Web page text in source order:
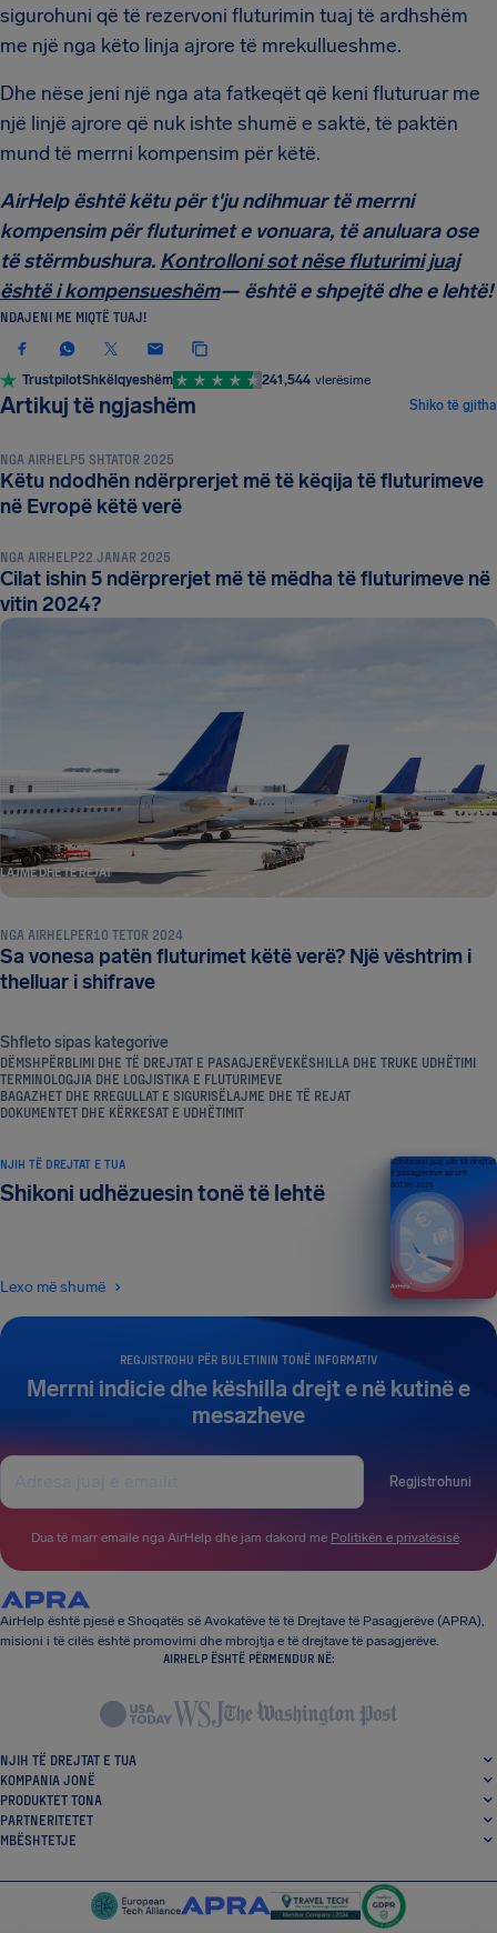
sigurohuni që të rezervoni fluturimin tuaj të ardhshëm
me një nga këto linja ajrore të mrekullueshme.
Dhe nëse jeni një nga ata fatkeqët që keni fluturuar me
një linjë ajrore që nuk ishte shumë e saktë, të paktën
mund të merrni kompensim për këtë.
AirHelp është këtu për t'ju ndihmuar të merrni
kompensim për fluturimet e vonuara, të anuluara ose
të stërmbushura. Kontrolloni sot nëse fluturimi juaj
është i kompensueshëm— është e shpejtë dhe e lehtë!
NDAJENI ME MIQTË TUAJ!
TrustpilotShkëlqyeshëm 241,544 vlerësime
Artikuj të ngjashëm Shiko të gjitha
LAJME DHE TË REJAT
NGA AIRHELP5 SHTATOR 2025
Këtu ndodhën ndërprerjet më të këqija të fluturimeve
në Evropë këtë verë
NGA AIRHELP22 JANAR 2025
Cilat ishin 5 ndërprerjet më të mëdha të fluturimeve në
vitin 2024?
LAJME DHE TË REJAT
NGA AIRHELPER10 TETOR 2024
Sa vonesa patën fluturimet këtë verë? Një vështrim i
thelluar i shifrave
Shfleto sipas kategorive
DËMSHPËRBLIMI DHE TË DREJTAT E PASAGJERËVEKËSHILLA DHE TRUKE UDHËTIMI
TERMINOLOGJIA DHE LOGJISTIKA E FLUTURIMEVE
BAGAZHET DHE RREGULLAT E SIGURISËLAJME DHE TË REJAT
DOKUMENTET DHE KËRKESAT E UDHËTIMIT
REGJISTROHU PËR BULETININ TONË INFORMATIV
Merrni indicie dhe këshilla drejt e në kutinë e
mesazheve
Regjistrohuni
Dua të marr emaile nga AirHelp dhe jam dakord me Politikën e privatësisë.
NJIH TË DREJTAT E TUA
Shikoni udhëzuesin tonë të lehtë
Lexo më shumë
Udhëzuesi juaj për të drejtat
e pasagjerëve ajrorë
BOTIMI 2026
AirHelp është pjesë e Shoqatës së Avokatëve të të Drejtave të Pasagjerëve (APRA),
misioni i të cilës është promovimi dhe mbrojtja e të drejtave të pasagjerëve.
AIRHELP ËSHTË PËRMENDUR NË:
NJIH TË DREJTAT E TUA
KOMPANIA JONË
PRODUKTET TONA
PARTNERITETET
MBËSHTETJE